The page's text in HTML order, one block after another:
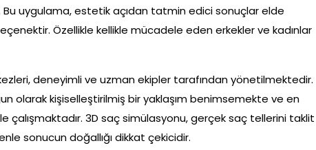
Bu uygulama, estetik açıdan tatmin edici sonuçlar elde
Özellikle kellikle mücadele eden erkekler ve kadınlar
deneyimli ve uzman ekipler tarafından yönetilmektedir.
olarak kişiselleştirilmiş bir yaklaşım benimsemekte ve en
çalışmaktadır. 3D saç simülasyonu, gerçek saç tellerini taklit
sonucun doğallığı dikkat çekicidir.